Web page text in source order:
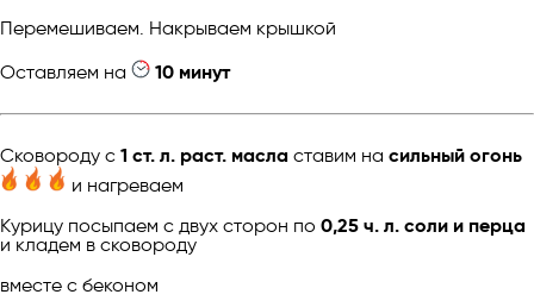
Перемешиваем. Накрываем крышкой
Оставляем на
10 минут
Сковороду с 1 ст. л. раст. масла ставим на сильный огонь
и нагреваем
Курицу посыпаем с двух сторон по 0,25 ч. л. соли и перца
и кладем в сковороду
вместе с беконом